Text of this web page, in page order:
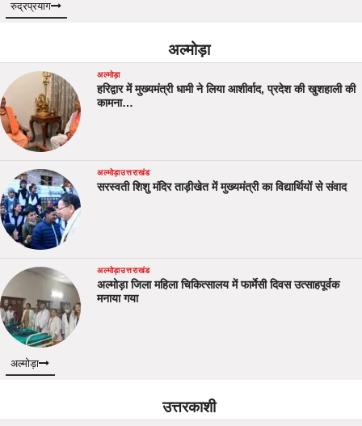
रुद्रप्रयाग
अल्मोड़ा
अल्मोड़ा
हरिद्वार में मुख्यमंत्री धामी ने लिया आशीर्वाद, प्रदेश की खुशहाली की
कामना…
अल्मोड़ाउत्तराखंड
सरस्वती शिशु मंदिर ताड़ीखेत में मुख्यमंत्री का विद्यार्थियों से संवाद
अल्मोड़ाउत्तराखंड
अल्मोड़ा जिला महिला चिकित्सालय में फार्मेसी दिवस उत्साहपूर्वक
मनाया गया
अल्मोड़ा
उत्तरकाशी